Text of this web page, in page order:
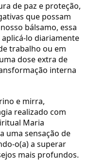
de paz e proteção,
que possam
bálsamo, essa
aplicá-lo diariamente
trabalho ou em
dose extra de
interna
e mirra,
realizado com
Maria
uma sensação de
o(a) a superar
mais profundos.